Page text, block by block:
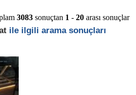
3083 sonuçtan 1 - 20 arası sonuçlar
ile ilgili arama sonuçları